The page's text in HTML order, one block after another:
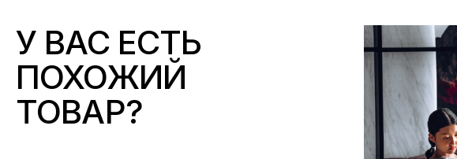
У ВАС ЕСТЬ
ПОХОЖИЙ
ТОВАР?